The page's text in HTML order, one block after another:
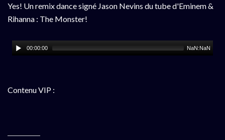
Yes! Un remix dance signé Jason Nevins du tube d'Eminem &
Rihanna : The Monster!
00:00:00 NaN:NaN
Contenu VIP :